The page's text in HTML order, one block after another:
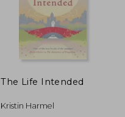
50%
The Life Intended
Kristin Harmel